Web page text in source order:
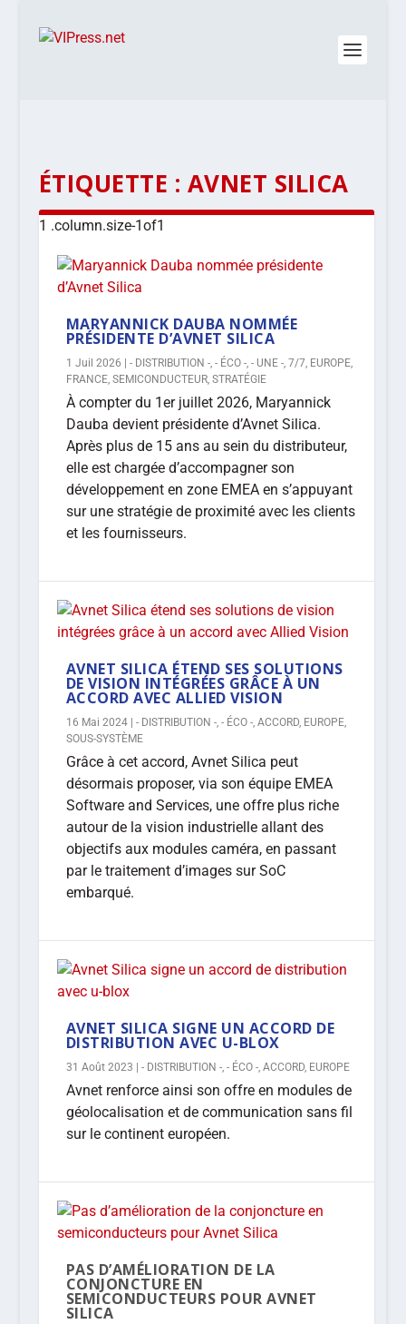
ÉTIQUETTE : AVNET SILICA
MARYANNICK DAUBA NOMMÉE
PRÉSIDENTE D’AVNET SILICA
1 Juil 2026 - DISTRIBUTION -, - ÉCO -, - UNE -, 7/7, EUROPE,
FRANCE, SEMICONDUCTEUR, STRATÉGIE
À compter du 1er juillet 2026, Maryannick
Dauba devient présidente d’Avnet Silica.
Après plus de 15 ans au sein du distributeur,
elle est chargée d’accompagner son
développement en zone EMEA en s’appuyant
sur une stratégie de proximité avec les clients
et les fournisseurs.
AVNET SILICA ÉTEND SES SOLUTIONS
DE VISION INTÉGRÉES GRÂCE À UN
ACCORD AVEC ALLIED VISION
16 Mai 2024| - DISTRIBUTION -, - ÉCO -, ACCORD, EUROPE,
SOUS-SYSTÈME
Grâce à cet accord, Avnet Silica peut
désormais proposer, via son équipe EMEA
Software and Services, une offre plus riche
autour de la vision industrielle allant des
objectifs aux modules caméra, en passant
par le traitement d’images sur SoC
embarqué.
AVNET SILICA SIGNE UN ACCORD DE
DISTRIBUTION AVEC U-BLOX
31 Août 2023 - DISTRIBUTION -, - ÉCO -, ACCORD, EUROPE
Avnet renforce ainsi son offre en modules de
géolocalisation et de communication sans fil
sur le continent européen.
PAS D’AMÉLIORATION DE LA
CONJONCTURE EN
SEMICONDUCTEURS POUR AVNET
SILICA